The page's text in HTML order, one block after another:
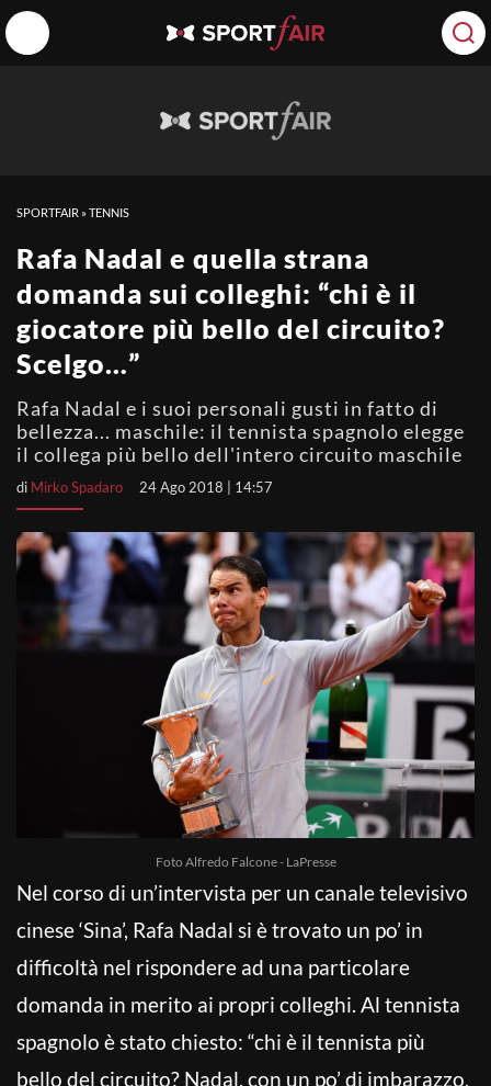
SPORTFAIR »TENNIS
Rafa Nadal e quella strana
domanda sui colleghi: “chi è il
giocatore più bello del circuito?
Scelgo…”
Rafa Nadal e i suoi personali gusti in fatto di
bellezza... maschile: il tennista spagnolo elegge
il collega più bello dell'intero circuito maschile
di Mirko Spadaro 24 Ago 2018 | 14:57
Foto Alfredo Falcone - LaPresse
Nel corso di un’intervista per un canale televisivo
cinese ‘Sina’, Rafa Nadal si è trovato un po’ in
difficoltà nel rispondere ad una particolare
domanda in merito ai propri colleghi. Al tennista
spagnolo è stato chiesto: “chi è il tennista più
bello del circuito? Nadal, con un po’ di imbarazzo,